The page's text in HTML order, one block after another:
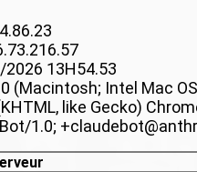
2026 13H54.53
(Macintosh; Intel Mac
like Gecko)
1.0;